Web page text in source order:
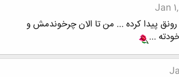
Jan
پيدا كرده ... من تا الان چرخوندمش و
...